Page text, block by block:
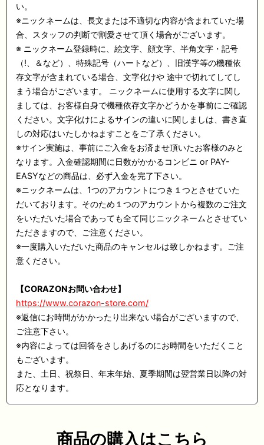
い。
※ニックネームは、長文または不適切な内容が含まれていた場
合、スタッフの判断で割愛させて頂く場合がございます。
※ ニックネーム登録時に、絵文字、顔文字、半角文字・記号
（!、＆など）、特殊記号（ハートなど）、旧漢字等の機種依
存文字が含まれている場合、文字化けや 途中で切れてしてし
まう場合がございます。 ニックネームに使用する文字に関し
ましては、お客様自身で機種依存文字かどうかを事前にご確認
ください。文字化けによるサインの違いに関しましは、書き直
しの対応はいたしかねますことをご了承ください。
※サイン実施は、事前にご入金をお済ませ頂いたお客様のみと
なります。入金確認期間に日数がかかるコンビニ or PAY-
EASYなどの商品は、必ず入金を完了下さい。
※ニックネームは、1つのアカウントにつき１つとさせていた
だいております。そのため１つのアカウントから複数のご注文
をいただいた場合であっても全て同じニックネームとさせてい
ただきますので、ご注意ください。
※一度購入いただいた商品のキャンセルは致しかねます。ご注
意ください。
【CORAZONお問い合わせ】
https://www.corazon-store.com/
※返信にお時間がかかったり出来ない場合がございますので、
ご注意下さい。
※内容によっては回答をさしあげるのにお時間をいただくこと
もございます。
また、土日、祝祭日、年末年始、夏季期間は翌営業日以降の対
応となります。
商品の購入はこちら